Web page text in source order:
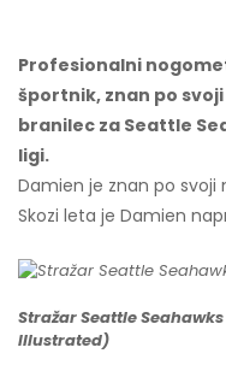
Profesionalni
športnik, znan po
branilec za Seattle
ligi.
Damien je znan po svoji
Skozi leta je Damien
Stražar Seattle
Illustrated)